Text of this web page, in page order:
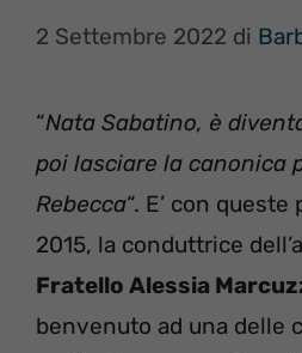
2 Settembre 2022 di
“Nata Sabatino, è
poi lasciare la canonica
Rebecca“. E’ con
2015, la conduttrice
Fratello Alessia
benvenuto ad una delle